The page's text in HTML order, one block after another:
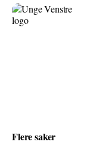
Flere saker